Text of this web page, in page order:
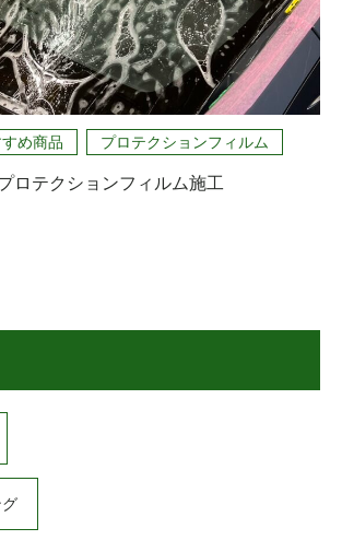
め商品 プロテクションフィルム
ロテクションフィルム施工